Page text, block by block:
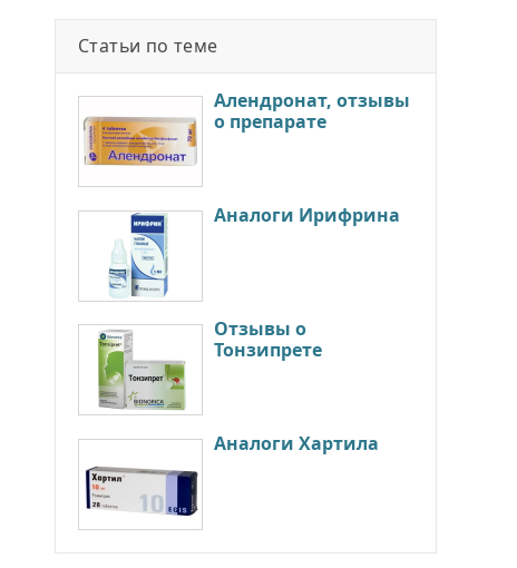
Статьи по теме
Алендронат, отзывы
о препарате
Аналоги Ирифрина
Отзывы о
Тонзипрете
Аналоги Хартила